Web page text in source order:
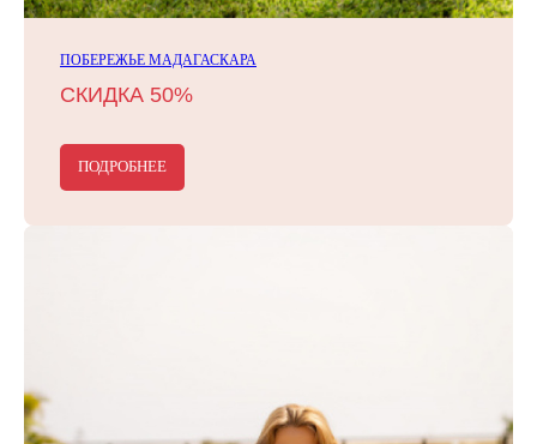
ПОБЕРЕЖЬЕ МАДАГАСКАРА
СКИДКА 50%
ПОДРОБНЕЕ